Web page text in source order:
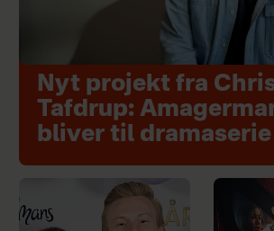
Nyt projekt fra
Tafdrup:
bliver til dramaserie